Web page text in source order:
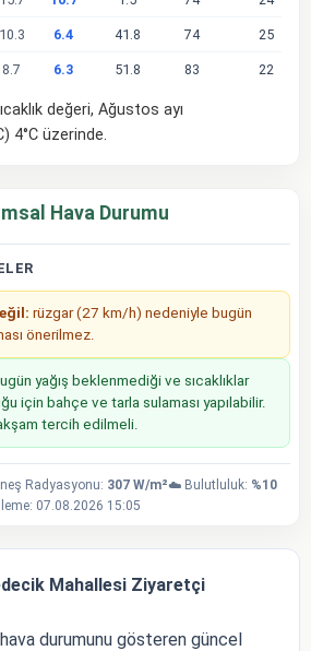
10.3 6.4 41.8 74 25
8.7 6.3 51.8 83 22
değeri, Ağustos ayı
4°C üzerinde.
Hava Durumu
rüzgar (27 km/h) nedeniyle bugün
önerilmez.
yağış beklenmediği ve sıcaklıklar
için bahçe ve tarla sulaması yapılabilir.
tercih edilmeli.
Radyasyonu: 307 W/m²☁️ Bulutluluk: %10
07.08.2026 15:05
Mahallesi Ziyaretçi
durumunu gösteren güncel